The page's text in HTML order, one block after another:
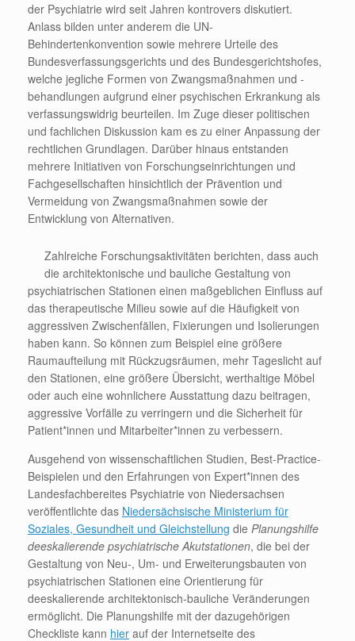
der Psychiatrie wird seit Jahren kontrovers diskutiert.
Anlass bilden unter anderem die UN-
Behindertenkonvention sowie mehrere Urteile des
Bundesverfassungsgerichts und des Bundesgerichtshofes,
welche jegliche Formen von Zwangsmaßnahmen und -
behandlungen aufgrund einer psychischen Erkrankung als
verfassungswidrig beurteilen. Im Zuge dieser politischen
und fachlichen Diskussion kam es zu einer Anpassung der
rechtlichen Grundlagen. Darüber hinaus entstanden
mehrere Initiativen von Forschungseinrichtungen und
Fachgesellschaften hinsichtlich der Prävention und
Vermeidung von Zwangsmaßnahmen sowie der
Entwicklung von Alternativen.
Zahlreiche Forschungsaktivitäten berichten, dass auch
die architektonische und bauliche Gestaltung von
psychiatrischen Stationen einen maßgeblichen Einfluss auf
das therapeutische Milieu sowie auf die Häufigkeit von
aggressiven Zwischenfällen, Fixierungen und Isolierungen
haben kann. So können zum Beispiel eine größere
Raumaufteilung mit Rückzugsräumen, mehr Tageslicht auf
den Stationen, eine größere Übersicht, werthaltige Möbel
oder auch eine wohnlichere Ausstattung dazu beitragen,
aggressive Vorfälle zu verringern und die Sicherheit für
Patient*innen und Mitarbeiter*innen zu verbessern.
Ausgehend von wissenschaftlichen Studien, Best-Practice-
Beispielen und den Erfahrungen von Expert*innen des
Landesfachbereites Psychiatrie von Niedersachsen
veröffentlichte das Niedersächsische Ministerium für
Soziales, Gesundheit und Gleichstellung die Planungshilfe
deeskalierende psychiatrische Akutstationen, die bei der
Gestaltung von Neu-, Um- und Erweiterungsbauten von
psychiatrischen Stationen eine Orientierung für
deeskalierende architektonisch-bauliche Veränderungen
ermöglicht. Die Planungshilfe mit der dazugehörigen
Checkliste kann hier auf der Internetseite des